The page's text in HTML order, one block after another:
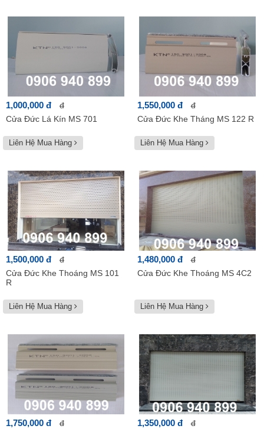
1,000,000 đ
đ
Cửa Đức Lá Kín MS 701
Liên Hệ Mua Hàng
1,550,000 đ
đ
Cửa Đức Khe Tháng MS 122 R
Liên Hệ Mua Hàng
1,500,000 đ
đ
Cửa Đức Khe Thoáng MS 101
R
Liên Hệ Mua Hàng
1,480,000 đ
đ
Cửa Đức Khe Thoáng MS 4C2
Liên Hệ Mua Hàng
1,750,000 đ
đ
1,350,000 đ
đ